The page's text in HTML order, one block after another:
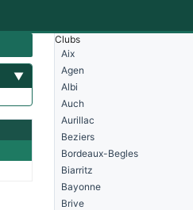
▼
Clubs
Aix
Agen
Albi
Auch
Aurillac
Beziers
Bordeaux-Begles
Biarritz
Bayonne
Brive